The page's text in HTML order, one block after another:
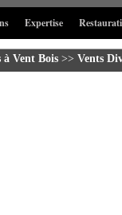
Expertise
Vent Bois>> Vents